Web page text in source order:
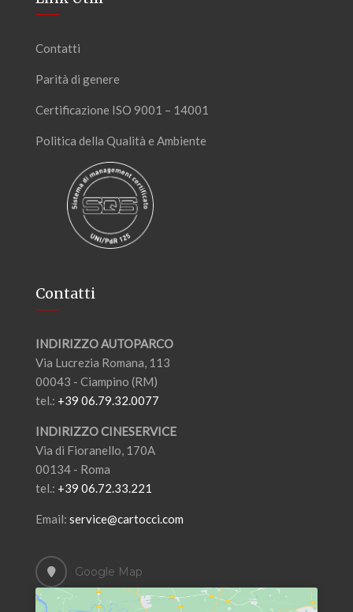
Contatti
Parità di genere
Certificazione ISO 9001 – 14001
Politica della Qualità e Ambiente
Contatti
INDIRIZZO AUTOPARCO
Via Lucrezia Romana, 113
00043 - Ciampino (RM)
tel.: +39 06.79.32.0077
INDIRIZZO CINESERVICE
Via di Fioranello, 170A
00134 - Roma
tel.: +39 06.72.33.221
Email: service@cartocci.com
Google Map